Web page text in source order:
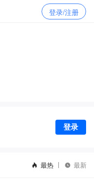
登录/注册
登录
最热 最新